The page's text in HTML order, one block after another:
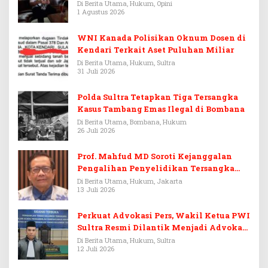
Warisan Menjadi Arena Pemerasan
Di Berita Utama, Hukum, Opini
1 Agustus 2026
WNI Kanada Polisikan Oknum Dosen di
Kendari Terkait Aset Puluhan Miliar
Di Berita Utama, Hukum, Sultra
31 Juli 2026
Polda Sultra Tetapkan Tiga Tersangka
Kasus Tambang Emas Ilegal di Bombana
Di Berita Utama, Bombana, Hukum
26 Juli 2026
Prof. Mahfud MD Soroti Kejanggalan
Pengalihan Penyelidikan Tersangka
Febrie Adriansyah
Di Berita Utama, Hukum, Jakarta
13 Juli 2026
Perkuat Advokasi Pers, Wakil Ketua PWI
Sultra Resmi Dilantik Menjadi Advokat
PERADI
Di Berita Utama, Hukum, Sultra
12 Juli 2026